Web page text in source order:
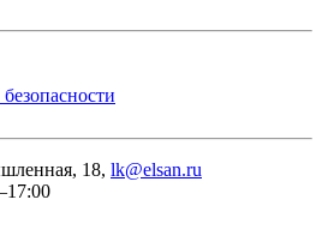
18, lk@elsan.ru